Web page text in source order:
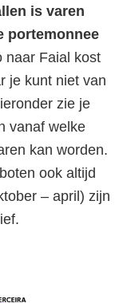
is varen
portemonnee
naar Faial kost
je kunt niet van
zie je
vanaf welke
kan worden.
ook altijd
– april) zijn